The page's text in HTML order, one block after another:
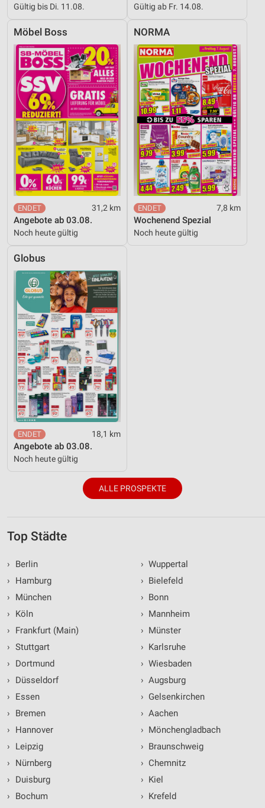
Gültig bis Di. 11.08. Gültig ab Fr. 14.08.
Möbel Boss
31,2 km
Angebote ab 03.08.
Noch heute gültig
NORMA
7,8 km
Wochenend Spezial
Noch heute gültig
Globus
18,1 km
Angebote ab 03.08.
Noch heute gültig
ALLE PROSPEKTE
Top Städte
›
Berlin
›
Hamburg
›
München
›
Köln
›
Frankfurt (Main)
› Stuttgart
›
Dortmund
›
Düsseldorf
›
Essen
›
Bremen
›
Hannover
›
Leipzig
›
Nürnberg
›
Duisburg
›
Bochum
› Wuppertal
› Bielefeld
› Bonn
› Mannheim
› Münster
› Karlsruhe
› Wiesbaden
› Augsburg
› Gelsenkirchen
› Aachen
› Mönchengladbach
› Braunschweig
› Chemnitz
› Kiel
› Krefeld